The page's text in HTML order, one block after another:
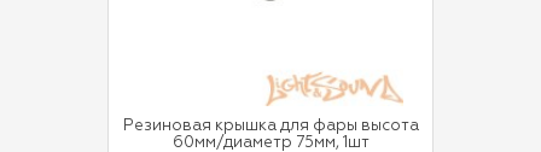
Резиновая крышка для фары высота
60мм/диаметр 75мм, 1шт